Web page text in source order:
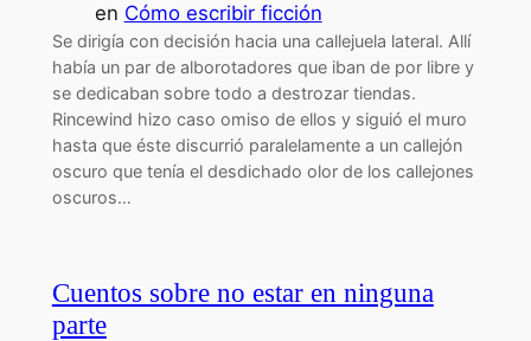
en Cómo escribir ficción
Se dirigía con decisión hacia una callejuela lateral. Allí
había un par de alborotadores que iban de por libre y
se dedicaban sobre todo a destrozar tiendas.
Rincewind hizo caso omiso de ellos y siguió el muro
hasta que éste discurrió paralelamente a un callejón
oscuro que tenía el desdichado olor de los callejones
oscuros…
Cuentos sobre no estar en ninguna
parte